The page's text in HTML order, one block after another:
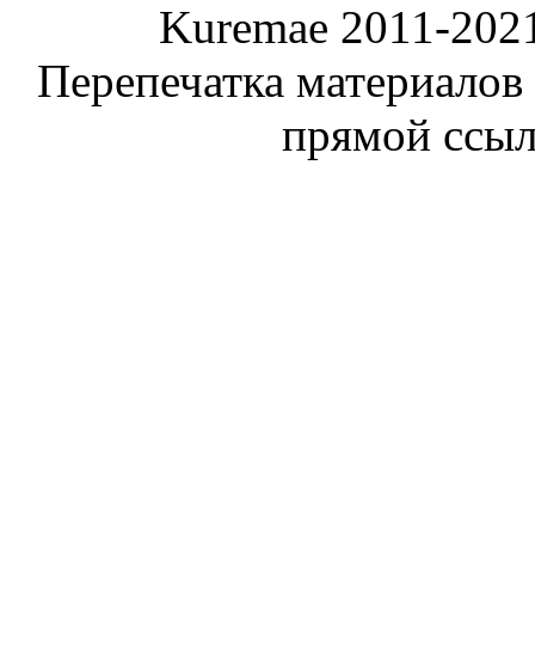
Kuremae 2011-
Перепечатка
прямой